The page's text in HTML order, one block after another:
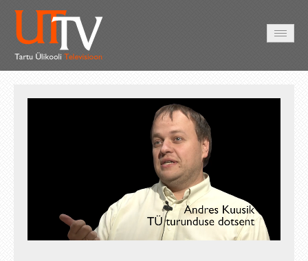
Unmute Loaded
37.95%
Esituskiirused